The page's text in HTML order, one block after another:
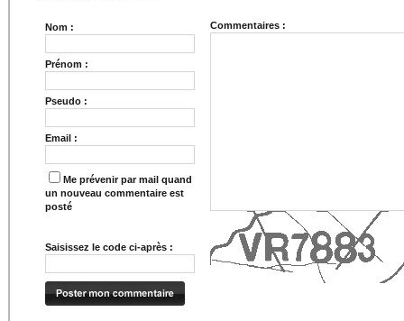
Nom :
Prénom :
Pseudo :
Email :
Me prévenir par mail quand
un nouveau commentaire est
posté
Saisissez le code ci-après :
Commentaires :